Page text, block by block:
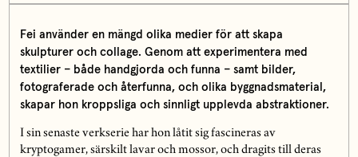
Fei använder en mängd olika medier för att skapa
skulpturer och collage. Genom att experimentera med
textilier – både handgjorda och funna – samt bilder,
fotograferade och återfunna, och olika byggnadsmaterial,
skapar hon kroppsliga och sinnligt upplevda abstraktioner.
I sin senaste verkserie har hon låtit sig fascineras av
kryptogamer, särskilt lavar och mossor, och dragits till deras